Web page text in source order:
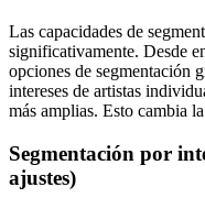
Las capacidades de
significativamente. Desde
opciones de segmentación
intereses de artistas
más amplias. Esto cambia
Segmentación por
ajustes)